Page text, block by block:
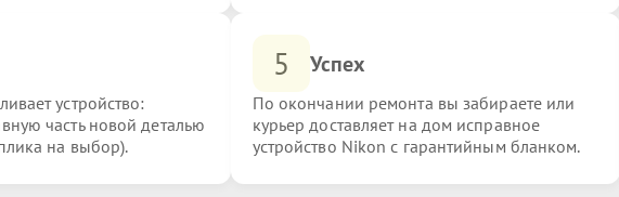
устройство:
часть новой деталью
на выбор).
5 Успех
По окончании ремонта вы забираете или
курьер доставляет на дом исправное
устройство Nikon с гарантийным бланком.